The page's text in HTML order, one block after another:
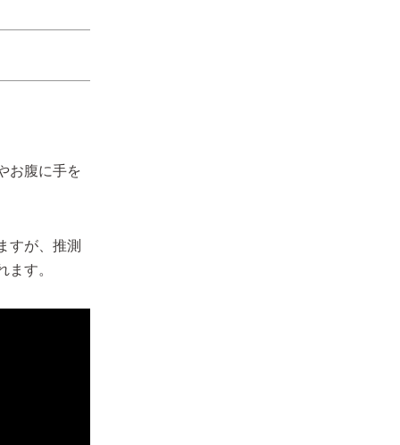
お腹に手を
すが、推測
す。